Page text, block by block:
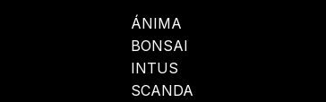
ÁNIMA
BONSAI
INTUS
SCANDA